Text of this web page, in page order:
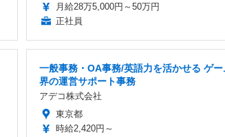
月給28万5,000円～50万円
正社員
一般事務・OA事務/英語力を活かせる ゲー
界の運営サポート事務
アデコ株式会社
東京都
時給2,420円～